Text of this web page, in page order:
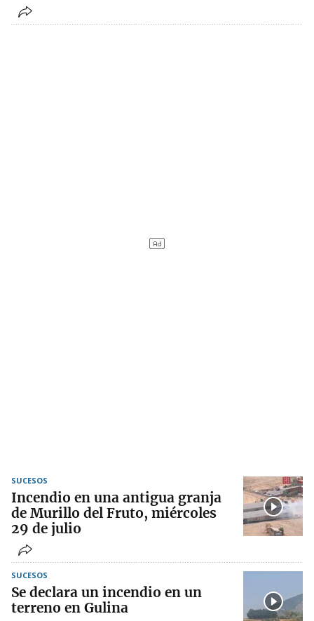
SUCESOS
Incendio en una antigua granja
de Murillo del Fruto, miércoles
29 de julio
SUCESOS
Se declara un incendio en un
terreno en Gulina